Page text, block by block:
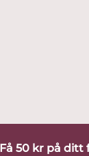
Få 50 kr på